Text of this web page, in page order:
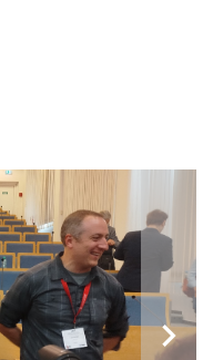
chevron_right